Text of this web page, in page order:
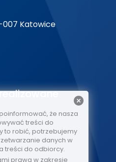
007 Katowice
że nasza
treści do
to robić, potrzebujemy
danych w
treści do odbiorcy.
prawa w zakresie